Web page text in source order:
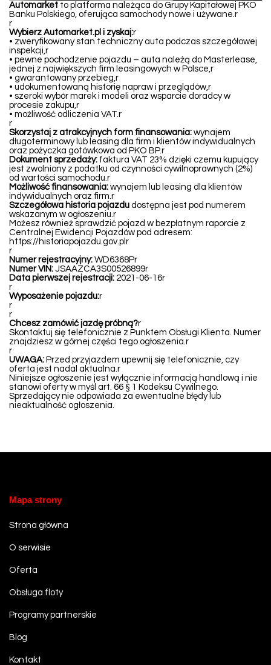
Automarket to platforma należąca do Grupy Kapitałowej PKO
Banku Polskiego, oferująca samochody nowe i używane.r
r
Wybierz Automarket.pl i zyskaj:r
• zweryfikowany stan techniczny auta podczas szczegółowej
inspekcji,r
• pewne pochodzenie pojazdu – auta należą do Masterlease,
jednej z największych firm leasingowych w Polsce,r
• gwarantowany przebieg,r
• udokumentowaną historię napraw i przeglądów,r
• szeroki wybór marek i modeli oraz wsparcie doradcy w
procesie zakupu,r
• możliwość odliczenia VAT.r
r
Skorzystaj z atrakcyjnych form finansowania: wynajem
długoterminowy lub leasing dla firm i klientów indywidualnych
oraz pożyczka gotówkowa od PKO BP.r
Dokument sprzedaży: faktura VAT 23% dzięki czemu kupujący
jest zwolniony z podatku od czynności cywilnoprawnych (2%)
od wartości samochodu.r
Możliwość finansowania: wynajem lub leasing dla klientów
indywidualnych oraz firm.r
Szczegółowa historia pojazdu dostępna jest pod numerem
wskazanym w ogłoszeniu.r
Możesz również sprawdzić pojazd w bezpłatnym raporcie z
Centralnej Ewidencji Pojazdów pod adresem:
https://historiapojazdu.gov.plr
r
Numer rejestracyjny: WD6368Pr
Numer VIN: JSAAZCA3S00526899r
Data pierwszej rejestracji: 2021-06-16r
r
Wyposażenie pojazdu:r
r
r
Chcesz zamówić jazdę próbną?r
Skontaktuj się telefonicznie z Punktem Obsługi Klienta. Numer
znajdziesz w górnej części tego ogłoszenia.r
r
UWAGA: Przed przyjazdem upewnij się telefonicznie, czy
oferta jest nadal aktualna.r
Niniejsze ogłoszenie jest wyłącznie informacją handlową i nie
stanowi oferty w myśl art. 66 § 1 Kodeksu Cywilnego.
Sprzedający nie odpowiada za ewentualne błędy lub
nieaktualność ogłoszenia.
Mapa strony
Strona główna
O serwisie
Oferta
Obsługa floty
Programy partnerskie
Blog
Kontakt